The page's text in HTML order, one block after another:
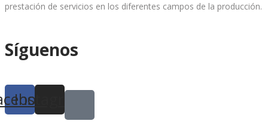
prestación de servicios en los diferentes campos de la producción.
Síguenos
Instagram